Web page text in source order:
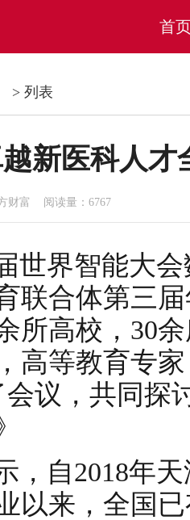
首
> 列表
新医科人
财富 阅读量：6767
世界智能大
联合体第三
所高校，30
高等教育专
会议，共同探
，自2018年
以来，全国